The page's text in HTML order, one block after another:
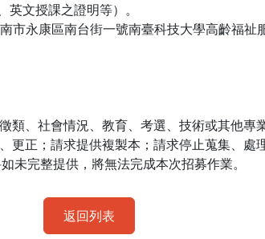
文授課之證明等）。
市永康區南台街一號南臺科技大學高齡福祉
、社會情況、教育、考選、技術或其他
正；請求提供複製本；請求停止蒐集、
未完整提供，將無法完成本次招募作業。
返回列表